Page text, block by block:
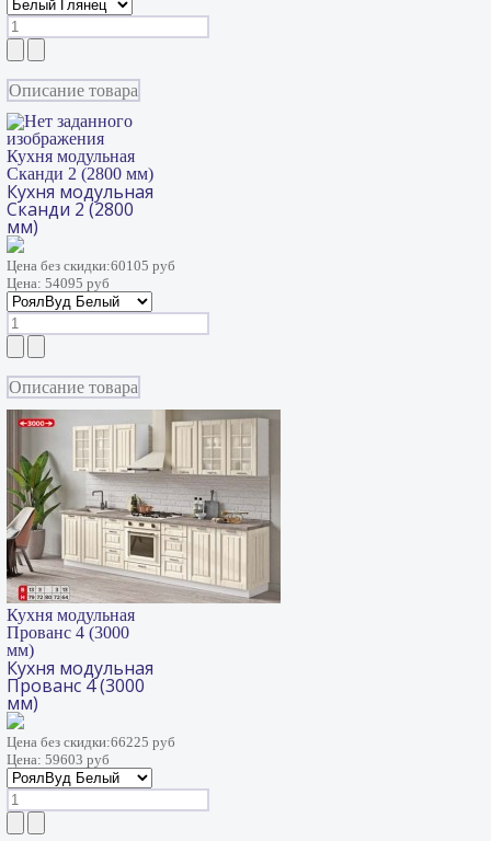
Описание товара
Кухня модульная
Сканди 2 (2800 мм)
Кухня модульная
Сканди 2 (2800
мм)
Цена без скидки:60105 руб
Цена: 54095 руб
Описание товара
Кухня модульная
Прованс 4 (3000
мм)
Кухня модульная
Прованс 4 (3000
мм)
Цена без скидки:66225 руб
Цена: 59603 руб